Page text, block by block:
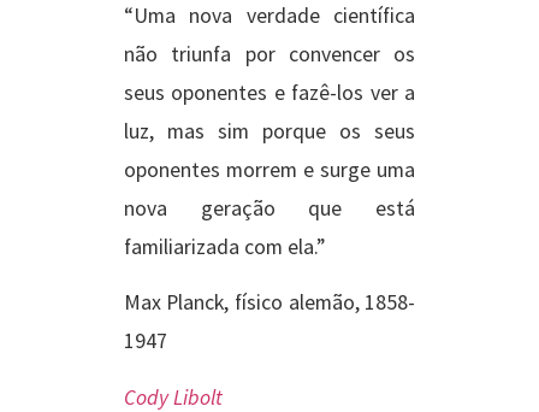
“Uma nova verdade científica
não triunfa por convencer os
seus oponentes e fazê-los ver a
luz, mas sim porque os seus
oponentes morrem e surge uma
nova geração que está
familiarizada com ela.”
Max Planck, físico alemão, 1858-
1947
Cody Libolt